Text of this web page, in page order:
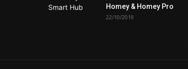
Homey & Homey Pro
22/10/2019